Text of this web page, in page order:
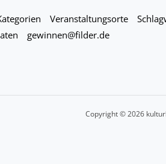
Veranstaltungsorte
gewinnen@filder.de
Copyright © 2026